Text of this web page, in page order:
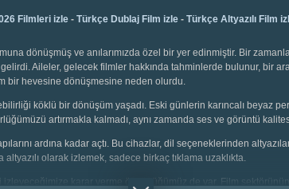
Filmleri izle - Türkçe Dublaj Film izle - Türkçe Altyazılı Film
dönüşmüş ve anılarımızda özel bir yer edinmiştir. Bir
Aileler, gelecek filmler hakkında tahminlerde bulunur, bir
bir hevesine dönüşmesine neden olurdu.
köklü bir dönüşüm yaşadı. Eski günlerin karıncalı beyaz
artırmakla kalmadı, aynı zamanda ses ve görüntü
ardına kadar açtı. Bu cihazlar, dil seçeneklerinden
olarak izlemek, sadece birkaç tıklama uzaklıkta.
izleyeceğimize karar verme özgürlüğümüz de var. Film